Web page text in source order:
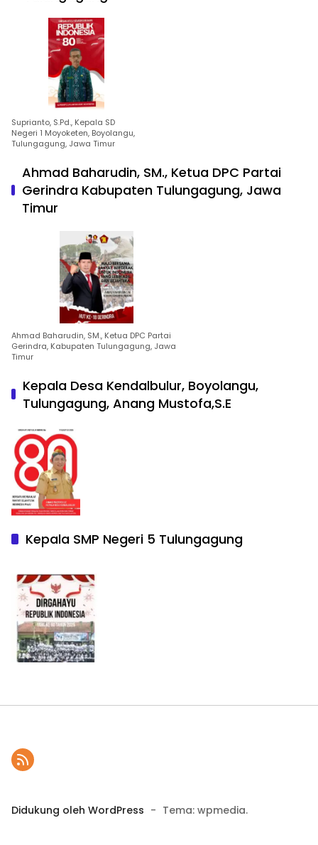
Suprianto, S.Pd., Kepala SD
Negeri 1 Moyoketen, Boyolangu,
Tulungagung, Jawa Timur
Ahmad Baharudin, SM., Ketua DPC Partai
Gerindra Kabupaten Tulungagung, Jawa
Timur
Ahmad Baharudin, SM., Ketua DPC Partai
Gerindra, Kabupaten Tulungagung, Jawa
Timur
Kepala Desa Kendalbulur, Boyolangu,
Tulungagung, Anang Mustofa,S.E
Kepala SMP Negeri 5 Tulungagung
Didukung oleh WordPress - Tema: wpmedia.